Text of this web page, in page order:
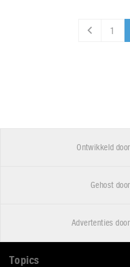
1
Ontwikkeld door
Gehost door
Advertenties door
Topics